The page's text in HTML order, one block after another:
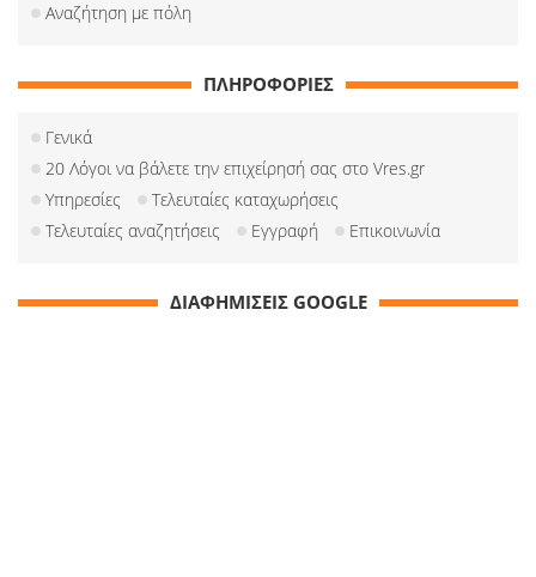
Αναζήτηση με πόλη
ΠΛΗΡΟΦΟΡΙΕΣ
Γενικά
20 Λόγοι να βάλετε την επιχείρησή σας στο Vres.gr
Υπηρεσίες
Τελευταίες καταχωρήσεις
Τελευταίες αναζητήσεις
Εγγραφή Επικοινωνία
ΔΙΑΦΗΜΙΣΕΙΣ GOOGLE